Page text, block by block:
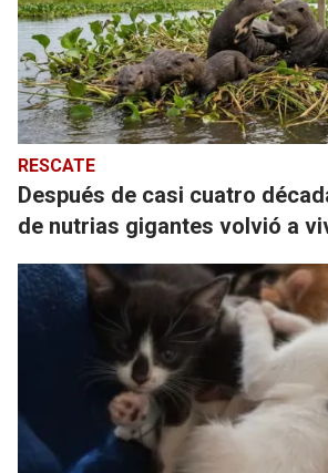
RESCATE
Después de casi cuatro
de nutrias gigantes volvió a